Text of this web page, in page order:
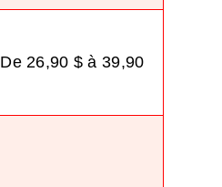
De 26,90 $ à 39,90